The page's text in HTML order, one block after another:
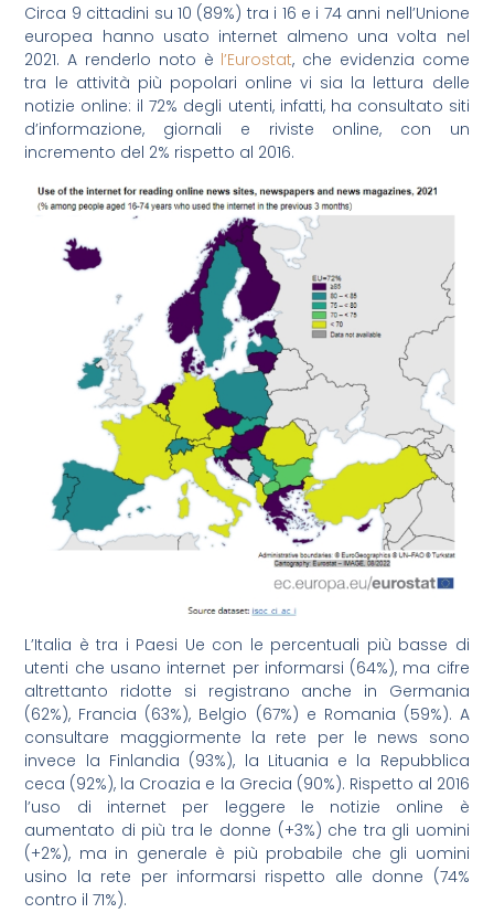
Circa 9 cittadini su 10 (89%) tra i 16 e i 74 anni nell’Unione
europea hanno usato internet almeno una volta nel
2021. A renderlo noto è l’Eurostat, che evidenzia come
tra le attività più popolari online vi sia la lettura delle
notizie online: il 72% degli utenti, infatti, ha consultato siti
d’informazione, giornali e riviste online, con un
incremento del 2% rispetto al 2016.
L’Italia è tra i Paesi Ue con le percentuali più basse di
utenti che usano internet per informarsi (64%), ma cifre
altrettanto ridotte si registrano anche in Germania
(62%), Francia (63%), Belgio (67%) e Romania (59%). A
consultare maggiormente la rete per le news sono
invece la Finlandia (93%), la Lituania e la Repubblica
ceca (92%), la Croazia e la Grecia (90%). Rispetto al 2016
l’uso di internet per leggere le notizie online è
aumentato di più tra le donne (+3%) che tra gli uomini
(+2%), ma in generale è più probabile che gli uomini
usino la rete per informarsi rispetto alle donne (74%
contro il 71%).